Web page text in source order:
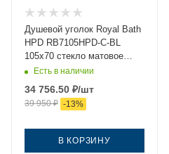
Душевой уголок Royal Bath
HPD RB7105HPD-C-BL
105х70 стекло матовое
профиль черный без
Есть в наличии
34 756.50 ₽/шт
39 950₽ -13%
В КОРЗИНУ